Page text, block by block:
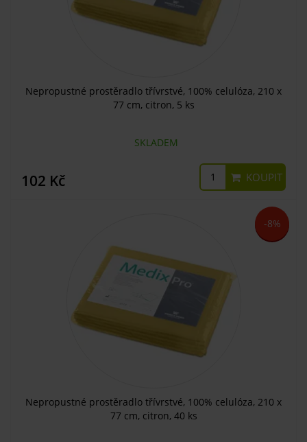
Nepropustné prostěradlo třívrstvé, 100% celulóza, 210 x
77 cm, citron, 5 ks
SKLADEM
102 Kč KOUPIT
-8%
Nepropustné prostěradlo třívrstvé, 100% celulóza, 210 x
77 cm, citron, 40 ks